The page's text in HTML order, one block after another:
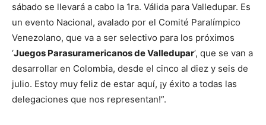
sábado se llevará a cabo la 1ra. Válida para Valledupar. Es
un evento Nacional, avalado por el Comité Paralímpico
Venezolano, que va a ser selectivo para los próximos
‘Juegos Parasuramericanos de Valledupar’, que se van a
desarrollar en Colombia, desde el cinco al diez y seis de
julio. Estoy muy feliz de estar aquí, ¡y éxito a todas las
delegaciones que nos representan!”.